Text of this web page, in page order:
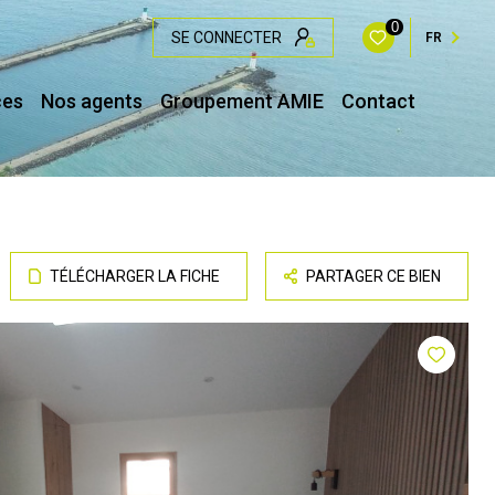
SE CONNECTER
0
FR
Nos agents Groupement AMIE Contact
TÉLÉCHARGER LA FICHE PARTAGER CE BIEN